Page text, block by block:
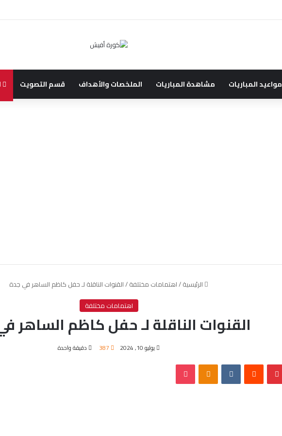
مواعيد المباريات مشاهدة المباريات الملخصات والأهداف قسم التصويت
الرئيسية/اهتمامات مختلفة/القنوات الناقلة لـ حفل كاظم الساهر في جدة
اهتمامات مختلفة
القنوات الناقلة لـ حفل كاظم الساهر
يوليو 10, 2024 387 دقيقة واحدة
بينتيريست